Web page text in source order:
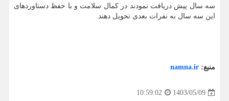
سه سال پیش دریافت نمودند در کمال سلامت و با حفظ دستاوردهای
این سه سال به نفرات بعدی تحویل دهند.
منبع: namna.ir
1403/05/09
10:59:02